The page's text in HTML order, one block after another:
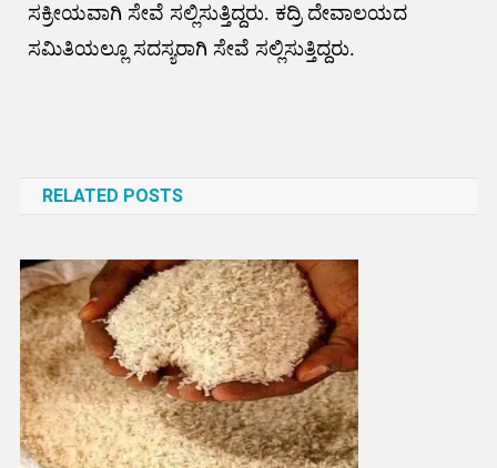
ಸಕ್ರೀಯವಾಗಿ ಸೇವೆ ಸಲ್ಲಿಸುತ್ತಿದ್ದರು. ಕದ್ರಿ ದೇವಾಲಯದ
ಸಮಿತಿಯಲ್ಲೂ ಸದಸ್ಯರಾಗಿ ಸೇವೆ ಸಲ್ಲಿಸುತ್ತಿದ್ದರು.
RELATED POSTS